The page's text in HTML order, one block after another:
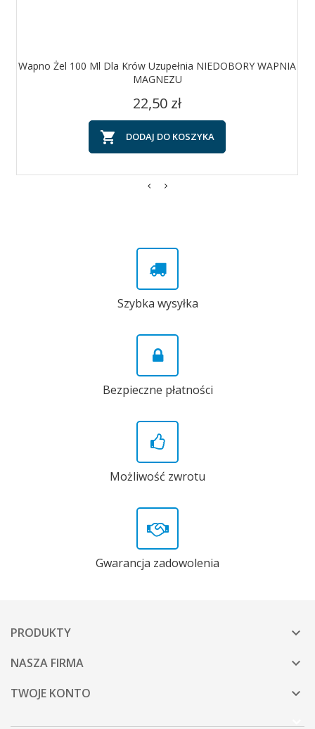
Wapno Żel 100 Ml Dla Krów Uzupełnia NIEDOBORY WAPNIA
MAGNEZU
Cena
22,50 zł
 DODAJ DO KOSZYKA
Szybka wysyłka
Bezpieczne płatności
Możliwość zwrotu
Gwarancja zadowolenia
PRODUKTY 
NASZA FIRMA 
TWOJE KONTO 